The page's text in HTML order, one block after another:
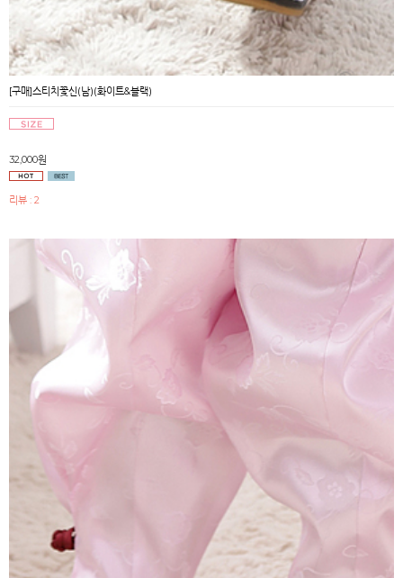
[구매]스티치꽃신(남)(화이트&블랙)
32,000원
리뷰 : 2